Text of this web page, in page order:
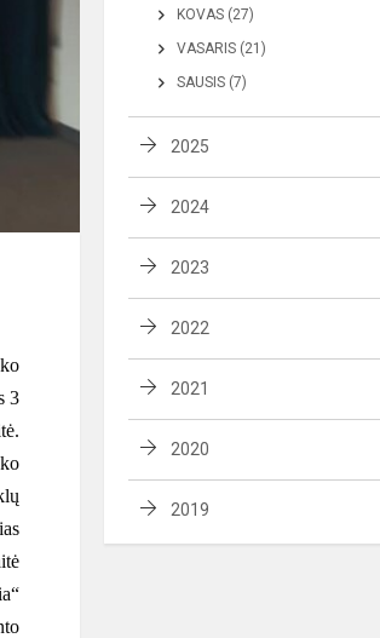
3
KOVAS (27)
VASARIS (21)
SAUSIS (7)
2025
2024
2023
2022
2021
2020
2019